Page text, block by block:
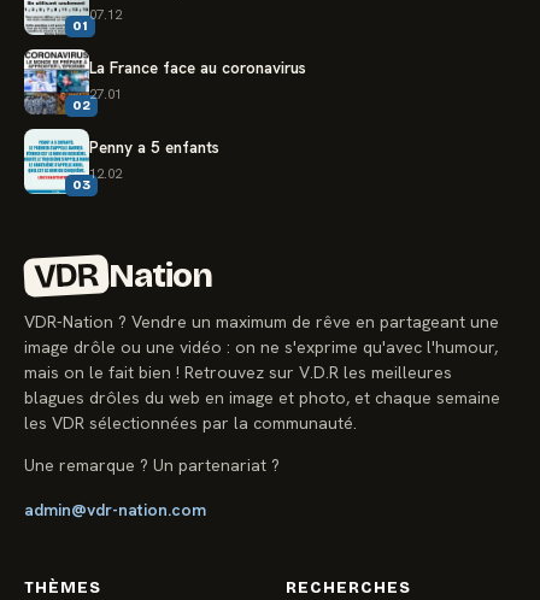
01
07.12
02
La France face au coronavirus
27.01
03
Penny a 5 enfants
12.02
VDR Nation
VDR-Nation ? Vendre un maximum de rêve en partageant une
image drôle ou une vidéo : on ne s'exprime qu'avec l'humour,
mais on le fait bien ! Retrouvez sur V.D.R les meilleures
blagues drôles du web en image et photo, et chaque semaine
les VDR sélectionnées par la communauté.
Une remarque ? Un partenariat ?
admin@vdr-nation.com
THÈMES
RECHERCHES